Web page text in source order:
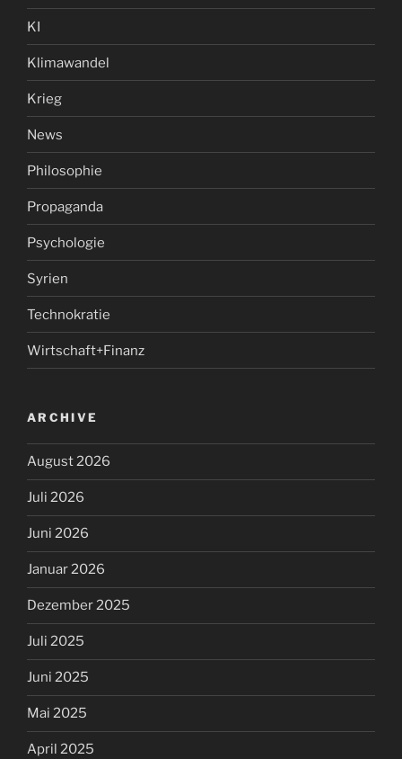
KI
Klimawandel
Krieg
News
Philosophie
Propaganda
Psychologie
Syrien
Technokratie
Wirtschaft+Finanz
ARCHIVE
August 2026
Juli 2026
Juni 2026
Januar 2026
Dezember 2025
Juli 2025
Juni 2025
Mai 2025
April 2025